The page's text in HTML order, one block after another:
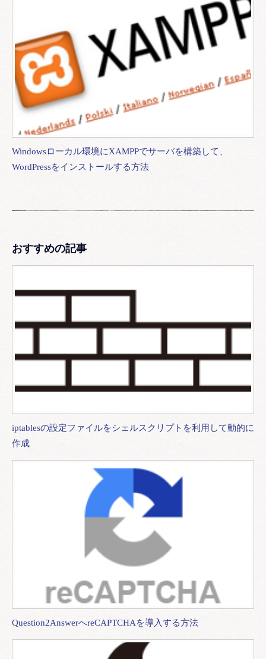
Windowsローカル環境にXAMPPでサーバを構築して、
WordPressをインストールする方法
おすすめの記事
iptablesの設定ファイルをシェルスクリプトを利用して動的に
作成
Question2AnswerへreCAPTCHAを導入する方法